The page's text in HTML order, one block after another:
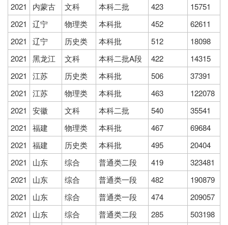
2021
内蒙古 文科 本科二批 423
15751
2021
辽宁 物理类 本科批 452
62611
2021
辽宁 历史类 本科批 512
18098
2021
黑龙江 文科 本科二批A段 422
14315
2021
江苏 历史类 本科批 506
37391
2021
江苏 物理类 本科批 463
122078
2021
安徽 文科 本科二批 540
35541
2021
福建 物理类 本科批 467
69684
2021
福建 历史类 本科批 495
20404
2021
山东 综合 普通类二段 419
323481
2021
山东 综合 普通类一段 482
190879
2021
山东 综合 普通类一段 474
209057
2021
山东 综合 普通类二段 285
503198